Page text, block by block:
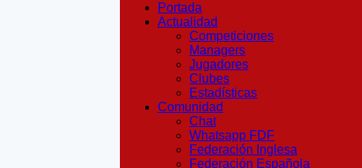
Portada
Actualidad
Competiciones
Managers
Jugadores
Clubes
Estadísticas
Comunidad
Chat
Whatsapp FDF
Federación Inglesa
Federación Española